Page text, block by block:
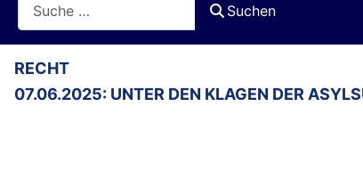
Suchen
RECHT
07.06.2025: UNTER DEN KLAGEN DER